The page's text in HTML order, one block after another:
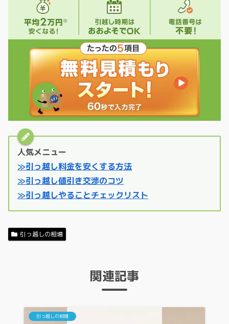
人気メニュー
≫引っ越し料金を安くする方法
≫引っ越し値引き交渉のコツ
≫引っ越しやることチェックリスト
引っ越しの相場
関連記事
引っ越しの相場